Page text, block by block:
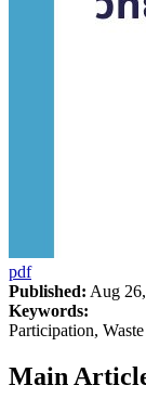
pdf
Published: Aug
Keywords:
Participation,
Main